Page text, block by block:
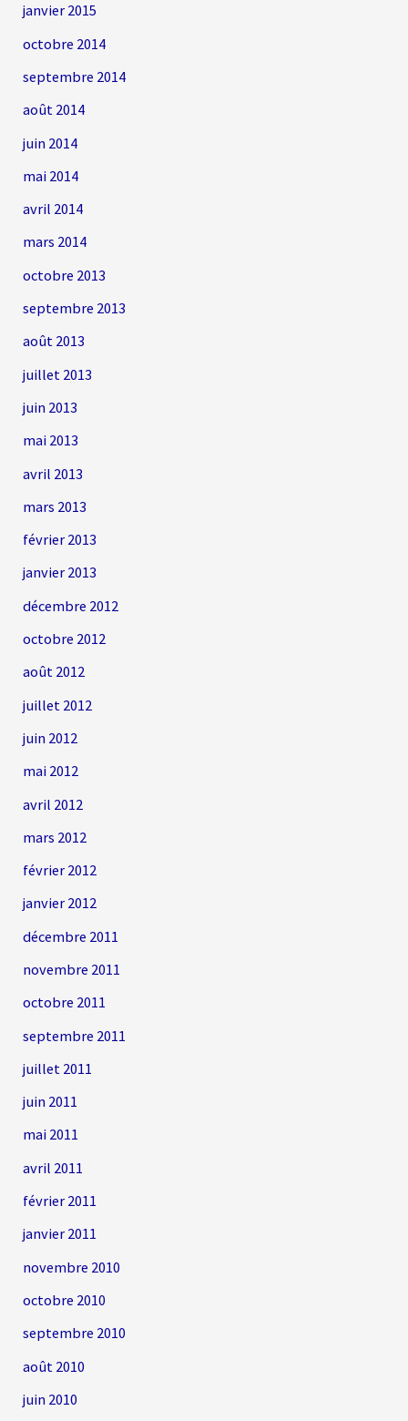
janvier 2015
octobre 2014
septembre 2014
août 2014
juin 2014
mai 2014
avril 2014
mars 2014
octobre 2013
septembre 2013
août 2013
juillet 2013
juin 2013
mai 2013
avril 2013
mars 2013
février 2013
janvier 2013
décembre 2012
octobre 2012
août 2012
juillet 2012
juin 2012
mai 2012
avril 2012
mars 2012
février 2012
janvier 2012
décembre 2011
novembre 2011
octobre 2011
septembre 2011
juillet 2011
juin 2011
mai 2011
avril 2011
février 2011
janvier 2011
novembre 2010
octobre 2010
septembre 2010
août 2010
juin 2010